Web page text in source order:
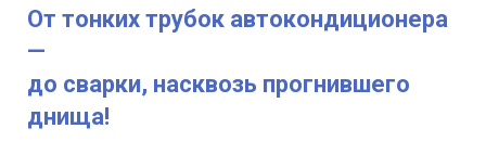
От тонких трубок автокондиционера
—
до сварки, насквозь прогнившего
днища!